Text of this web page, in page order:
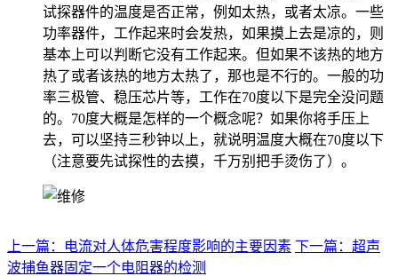
试探器件的温度是否正常，例如太热，或者太凉。一些
功率器件，工作起来时会发热，如果摸上去是凉的，则
基本上可以判断它没有工作起来。但如果不该热的地方
热了或者该热的地方太热了，那也是不行的。一般的功
率三极管、稳压芯片等，工作在70度以下是完全没问题
的。70度大概是怎样的一个概念呢？如果你将手压上
去，可以坚持三秒钟以上，就说明温度大概在70度以下
（注意要先试探性的去摸，千万别把手烫伤了）。
上一篇：电流对人体危害程度影响的主要因素 下一篇：超声
波捕鱼器固定一个电阻器的检测